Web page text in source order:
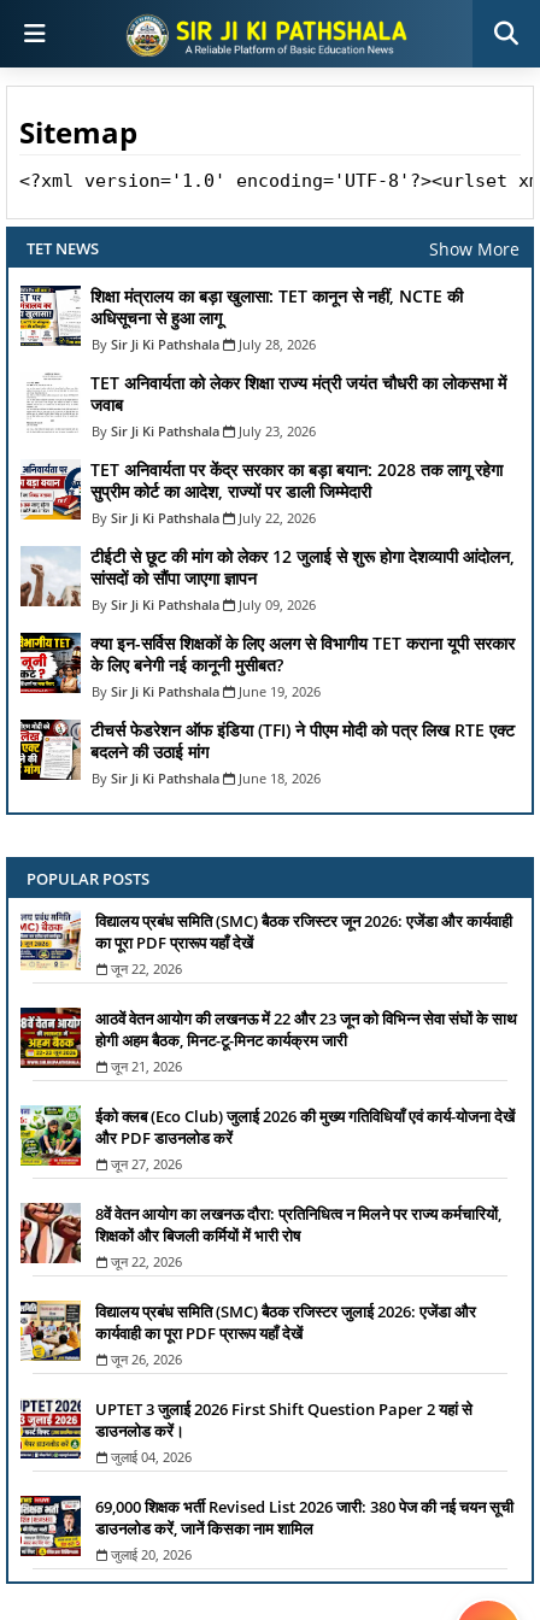
Sitemap
<?xml
TET NEWS Show More
शिक्षा मंत्रालय का बड़ा खुलासा: TET कानून से नहीं, NCTE की
अधिसूचना से हुआ लागू
Sir Ji Ki Pathshala July 28, 2026
TET अनिवार्यता को लेकर शिक्षा राज्य मंत्री जयंत चौधरी का लोकसभा में
जवाब
Sir Ji Ki Pathshala July 23, 2026
TET अनिवार्यता पर केंद्र सरकार का बड़ा बयान: 2028 तक लागू रहेगा
सुप्रीम कोर्ट का आदेश, राज्यों पर डाली जिम्मेदारी
Sir Ji Ki Pathshala July 22, 2026
टीईटी से छूट की मांग को लेकर 12 जुलाई से शुरू होगा देशव्यापी आंदोलन,
सांसदों को सौंपा जाएगा ज्ञापन
Sir Ji Ki Pathshala July 09, 2026
क्या इन-सर्विस शिक्षकों के लिए अलग से विभागीय TET कराना यूपी सरकार
के लिए बनेगी नई कानूनी मुसीबत?
Sir Ji Ki Pathshala June 19, 2026
टीचर्स फेडरेशन ऑफ इंडिया (TFI) ने पीएम मोदी को पत्र लिख RTE एक्ट
बदलने की उठाई मांग
Sir Ji Ki Pathshala June 18, 2026
POPULAR POSTS
विद्यालय प्रबंध समिति (SMC) बैठक रजिस्टर जून 2026: एजेंडा और कार्यवाही
का पूरा PDF प्रारूप यहाँ देखें
जून 22, 2026
आठवें वेतन आयोग की लखनऊ में 22 और 23 जून को विभिन्न सेवा संघों के साथ
होगी अहम बैठक, मिनट-टू-मिनट कार्यक्रम जारी
जून 21, 2026
ईको क्लब (Eco Club) जुलाई 2026 की मुख्य गतिविधियाँ एवं कार्य-योजना देखें
और PDF डाउनलोड करें
जून 27, 2026
8वें वेतन आयोग का लखनऊ दौरा: प्रतिनिधित्व न मिलने पर राज्य कर्मचारियों,
शिक्षकों और बिजली कर्मियों में भारी रोष
जून 22, 2026
विद्यालय प्रबंध समिति (SMC) बैठक रजिस्टर जुलाई 2026: एजेंडा और
कार्यवाही का पूरा PDF प्रारूप यहाँ देखें
जून 26, 2026
UPTET 3 जुलाई 2026 First Shift Question Paper 2 यहां से
डाउनलोड करें।
जुलाई 04, 2026
69,000 शिक्षक भर्ती Revised List 2026 जारी: 380 पेज की नई चयन सूची
डाउनलोड करें, जानें किसका नाम शामिल
जुलाई 20, 2026